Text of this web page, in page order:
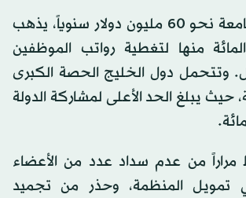
تبلغ ميزانية الجامعة نحو 60 مليون دولار سنوياً، يذهب
90 في المائة منها لتغطية رواتب الموظفين
وتتحمل دول الخليج الحصة الكبرى
حيث يبلغ الحد الأعلى لمشاركة الدولة
مراراً من عدم سداد عدد من الأعضاء
تمويل المنظمة، وحذر من تجميد